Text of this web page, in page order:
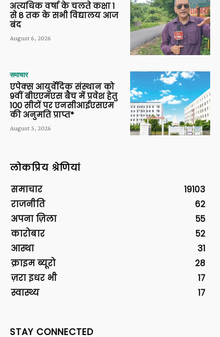
अत्यधिक वर्षा के चलते कक्षा 1
से 8 तक के सभी विद्यालय आज
बंद
August 6, 2026
समाचार
एपेक्स आयुर्वेदिक संस्थान को
9वीं बीएएमएस बैच में प्रवेश हेतु
100 सीटों पर एनसीआईएसएम
की अनुमति प्राप्त*
August 5, 2026
लोकप्रिय श्रेणियां
समाचार
19103
राजनीति
62
अपना ज़िला
55
कारोबार
52
आस्था
31
क्राइम ब्यूरो
28
ज़रा इधर भी
17
स्वास्थ्य
17
STAY CONNECTED